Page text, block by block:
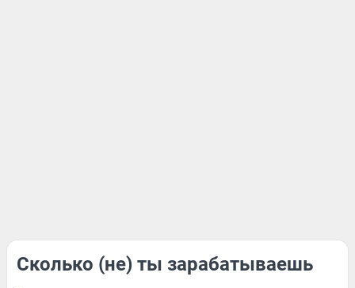
Сколько (не) ты зарабатываешь